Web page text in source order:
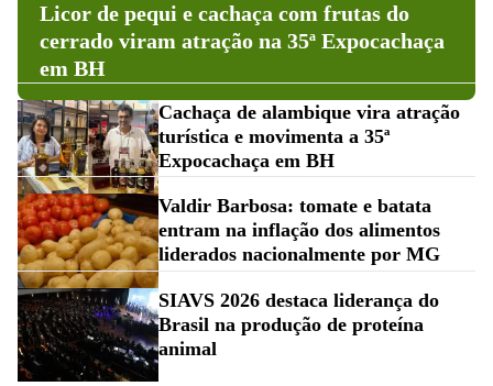
Licor de pequi e cachaça com frutas do
cerrado viram atração na 35ª Expocachaça
em BH
Cachaça de alambique vira atração
turística e movimenta a 35ª
Expocachaça em BH
Valdir Barbosa: tomate e batata
entram na inflação dos alimentos
liderados nacionalmente por MG
SIAVS 2026 destaca liderança do
Brasil na produção de proteína
animal